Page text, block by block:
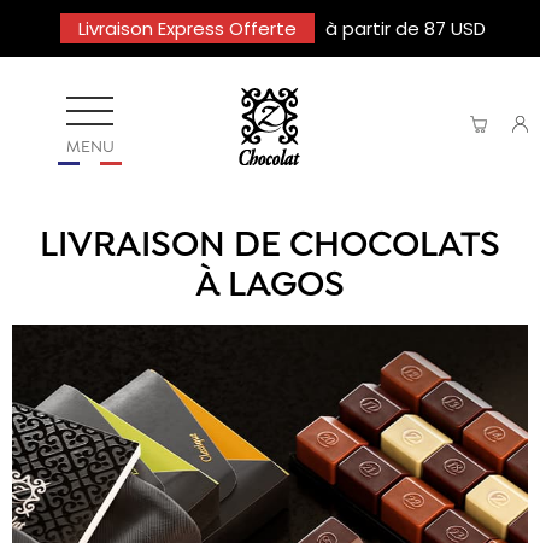
Livraison Express Offerte à partir de 87 USD
MENU
LIVRAISON DE CHOCOLATS
À LAGOS